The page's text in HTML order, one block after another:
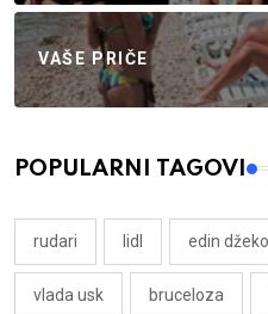
VAŠE PRIČE
POPULARNI TAGOVI
rudari lidl edin džeko
vlada usk bruceloza